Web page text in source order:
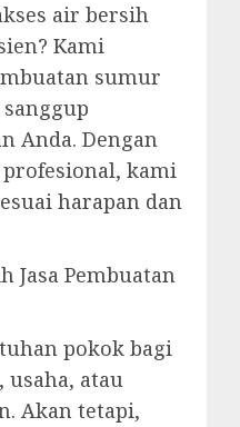
air bersih
Kami
sumur
Anda. Dengan
kami
harapan dan
Jasa Pembuatan
pokok bagi
usaha, atau
Akan tetapi,